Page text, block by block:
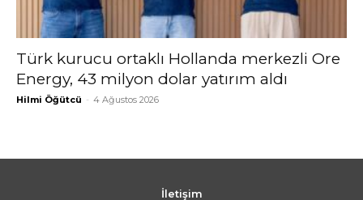
Türk kurucu ortaklı Hollanda merkezli Ore
Energy, 43 milyon dolar yatırım aldı
Hilmi Öğütcü - 4 Ağustos 2026
İletişim